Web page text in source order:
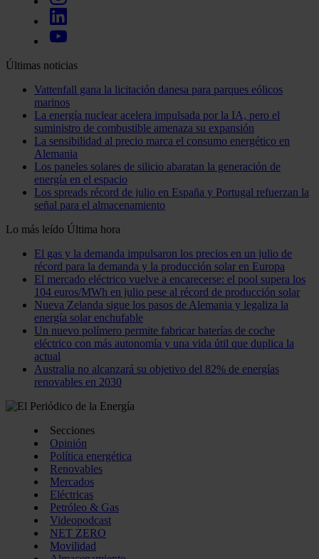
Últimas noticias
Vattenfall gana la licitación danesa para parques eólicos
marinos
La energía nuclear acelera impulsada por la IA, pero el
suministro de combustible amenaza su expansión
La sensibilidad al precio marca el consumo energético en
Alemania
Los paneles solares de silicio abaratan la generación de
energía en el espacio
Los spreads récord de julio en España y Portugal refuerzan la
señal para el almacenamiento
Lo más leído Última hora
El gas y la demanda impulsaron los precios en un julio de
récord para la demanda y la producción solar en Europa
El mercado eléctrico vuelve a encarecerse: el pool supera los
104 euros/MWh en julio pese al récord de producción solar
Nueva Zelanda sigue los pasos de Alemania y legaliza la
energía solar enchufable
Un nuevo polímero permite fabricar baterías de coche
eléctrico con más autonomía y una vida útil que duplica la
actual
Australia no alcanzará su objetivo del 82% de energías
renovables en 2030
Secciones
Opinión
Política energética
Renovables
Mercados
Eléctricas
Petróleo & Gas
Videopodcast
NET ZERO
Movilidad